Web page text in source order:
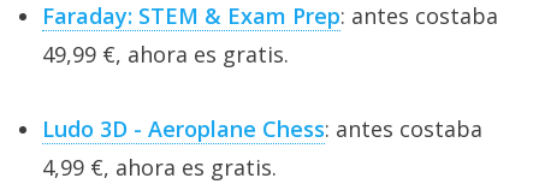
Faraday: STEM & Exam Prep: antes costaba
49,99 €, ahora es gratis.
Ludo 3D - Aeroplane Chess: antes costaba
4,99 €, ahora es gratis.